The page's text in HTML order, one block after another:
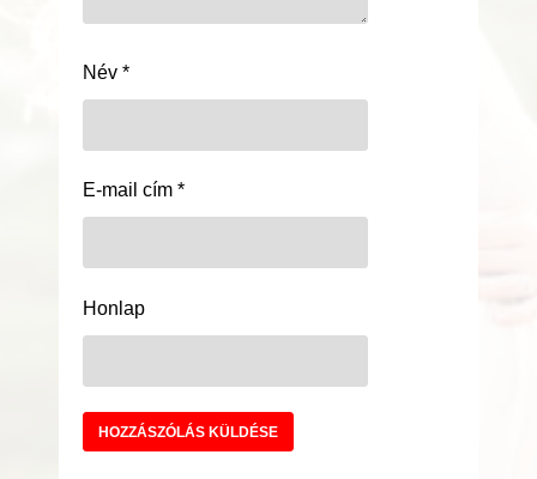
Név *
E-mail cím *
Honlap